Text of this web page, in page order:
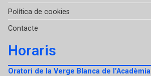
Política de cookies
Contacte
Horaris
Oratori de la Verge Blanca de l’Acadèmia